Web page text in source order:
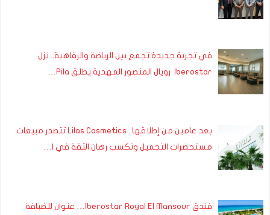
في تجربة جديدة تجمع بين الرياضة والرفاهية.. نزل
Iberostar رويال المنصور المهدية يطلق Pila…
بعد عامين من إطلاقها.. Lilas Cosmetics تتصدر مبيعات
مستحضرات التجميل وتكسب رهان الثقة في ا…
فندق Iberostar Royal El Mansour… عنوان للضيافة